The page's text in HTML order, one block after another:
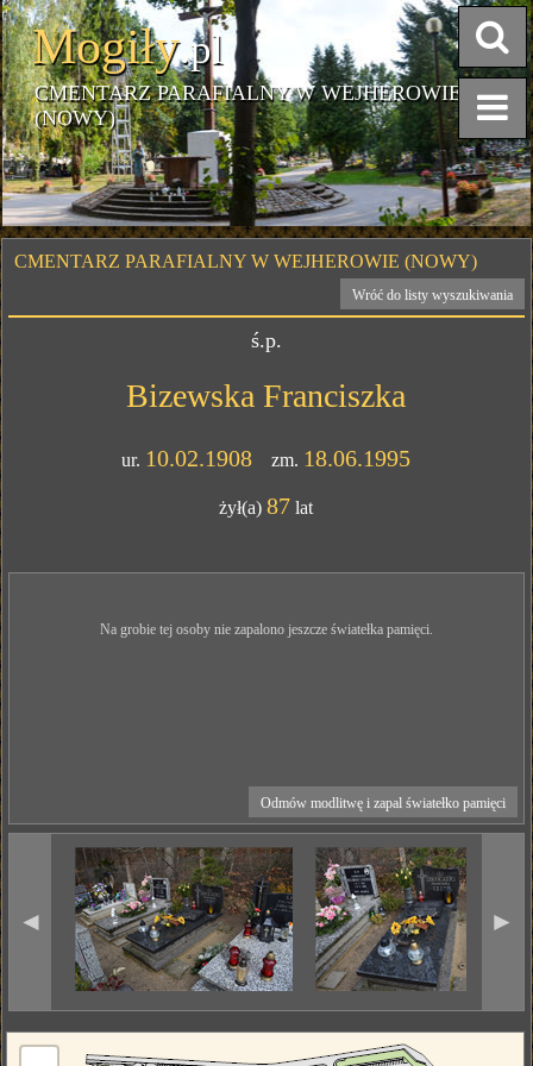
Mogiły.pl
CMENTARZ PARAFIALNY W WEJHEROWIE
(NOWY)
CMENTARZ PARAFIALNY W WEJHEROWIE (NOWY)
Wróć do listy wyszukiwania
ś.p.
Bizewska Franciszka
ur. 10.02.1908 zm. 18.06.1995
żył(a)87 lat
Na grobie tej osoby nie zapalono jeszcze światełka pamięci.
Odmów modlitwę i zapal światełko pamięci
◄ ►